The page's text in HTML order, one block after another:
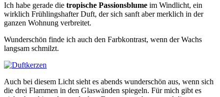
Ich habe gerade die tropische Passionsblume im Windlicht, ein
wirklich Frühlingshafter Duft, der sich sanft aber merklich in der
ganzen Wohnung verbreitet.
Wunderschön finde ich auch den Farbkontrast, wenn der Wachs
langsam schmilzt.
Auch bei diesem Licht sieht es abends wunderschön aus, wenn sich
die drei Flammen in den Glaswänden spiegeln. Für mich gibt es